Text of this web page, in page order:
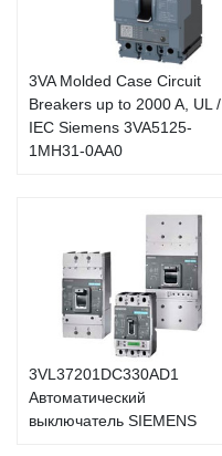
3VA Molded Case Circuit
Breakers up to 2000 A, UL /
IEC Siemens 3VA5125-
1MH31-0AA0
3VL37201DC330AD1
Автоматический
выключатель SIEMENS